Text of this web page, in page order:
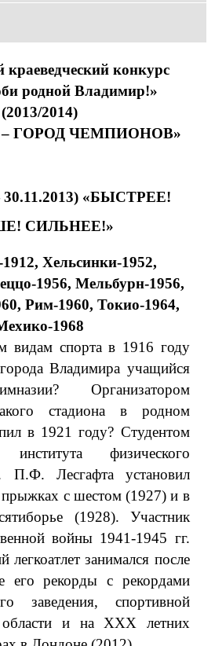
краеведческий конкурс
родной Владимир!»
(2013/2014)
ГОРОД ЧЕМПИОНОВ»
«БЫСТРЕЕ!
СИЛЬНЕЕ!»
Хельсинки-1952,
1956, Мельбурн-1956,
Рим-1960, Токио-1964,
1968
видам спорта в 1916 году
Владимира учащийся
Организатором
стадиона в родном
в 1921 году? Студентом
института физического
П.Ф. Лесгафта установил
с шестом (1927) и в
(1928). Участник
войны 1941-1945 гг.
легкоатлет занимался после
его рекорды с рекордами
заведения, спортивной
и на XXX летних